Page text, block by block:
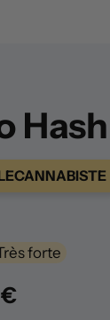
forte